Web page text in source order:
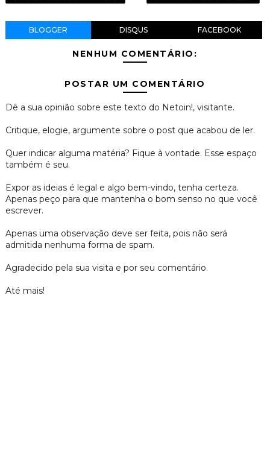
BLOGGER DISQUS FACEBOOK
NENHUM COMENTÁRIO:
POSTAR UM COMENTÁRIO
Dê a sua opinião sobre este texto do Netoin!, visitante.
Critique, elogie, argumente sobre o post que acabou de ler.
Quer indicar alguma matéria? Fique à vontade. Esse espaço
também é seu.
Expor as ideias é legal e algo bem-vindo, tenha certeza.
Apenas peço para que mantenha o bom senso no que você
escrever.
Apenas uma observação deve ser feita, pois não será
admitida nenhuma forma de spam.
Agradecido pela sua visita e por seu comentário.
Até mais!